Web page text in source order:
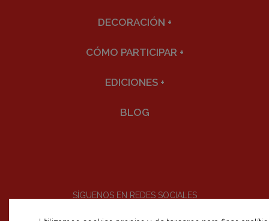
DECORACIÓN +
CÓMO PARTICIPAR +
EDICIONES +
BLOG
SÍGUENOS EN REDES SOCIALES